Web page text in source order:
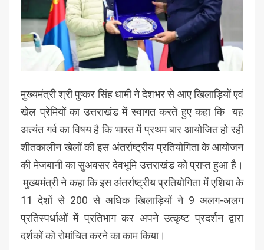
मुख्यमंत्री श्री पुष्कर सिंह धामी ने देशभर से आए खिलाड़ियों एवं
खेल प्रेमियों का उत्तराखंड में स्वागत करते हुए कहा कि यह
अत्यंत गर्व का विषय है कि भारत में प्रथम बार आयोजित हो रही
शीतकालीन खेलों की इस अंतर्राष्ट्रीय प्रतियोगिता के आयोजन
की मेजबानी का सुअवसर देवभूमि उत्तराखंड को प्राप्त हुआ है।
मुख्यमंत्री ने कहा कि इस अंतर्राष्ट्रीय प्रतियोगिता में एशिया के
11 देशों से 200 से अधिक खिलाड़ियों ने 9 अलग-अलग
प्रतिस्पर्धाओं में प्रतिभाग कर अपने उत्कृष्ट प्रदर्शन द्वारा
दर्शकों को रोमांचित करने का काम किया।